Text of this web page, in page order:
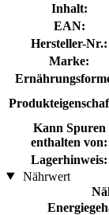
Inhalt:
EAN:
Hersteller-Nr.:
Marke:
Kann Spuren
enthalten von:
Lagerhinweis:
Nährwert